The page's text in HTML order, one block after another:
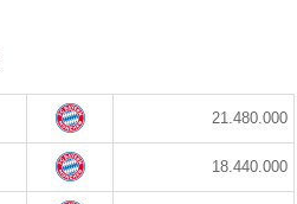
21.480.000
18.440.000